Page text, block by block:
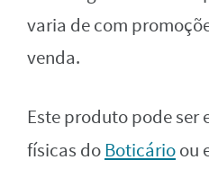
varia de com
venda.
Este produto pode ser
físicas doBoticárioou